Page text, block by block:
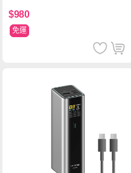
$980
免運